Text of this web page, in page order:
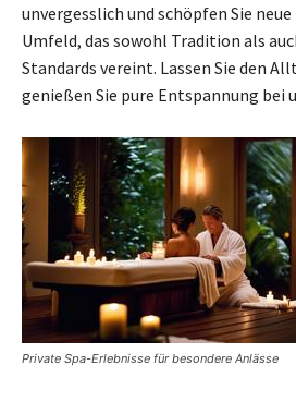
unvergesslich und schöpfen Sie
Umfeld, das sowohl Tradition als
Standards vereint. Lassen Sie den
genießen Sie pure Entspannung bei
Private Spa-Erlebnisse für besondere Anlässe